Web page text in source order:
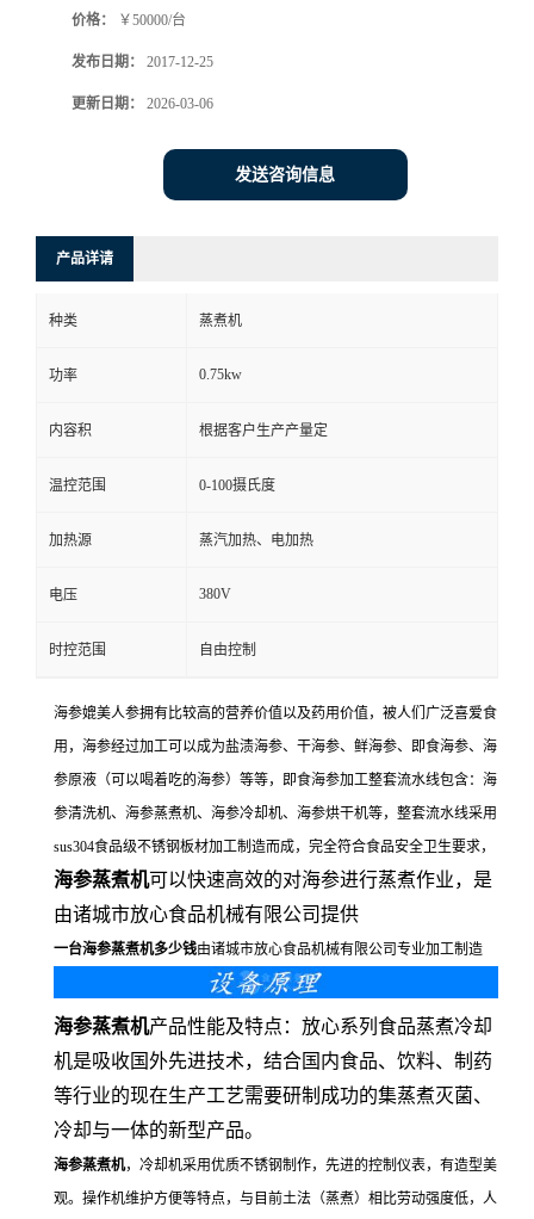
价格： ￥50000/台
发布日期： 2017-12-25
更新日期： 2026-03-06
发送咨询信息
产品详请
种类 蒸煮机
功率 0.75kw
内容积 根据客户生产产量定
温控范围 0-100摄氏度
加热源 蒸汽加热、电加热
电压 380V
时控范围 自由控制
海参媲美人参拥有比较高的营养价值以及药用价值，被人们广泛喜爱食
用，海参经过加工可以成为盐渍海参、干海参、鲜海参、即食海参、海
参原液（可以喝着吃的海参）等等，即食海参加工整套流水线包含：海
参清洗机、海参蒸煮机、海参冷却机、海参烘干机等，整套流水线采用
sus304食品级不锈钢板材加工制造而成，完全符合食品安全卫生要求，
海参蒸煮机可以快速高效的对海参进行蒸煮作业，是
由诸城市放心食品机械有限公司提供
一台海参蒸煮机多少钱由诸城市放心食品机械有限公司专业加工制造
海参蒸煮机产品性能及特点：放心系列食品蒸煮冷却
机是吸收国外先进技术，结合国内食品、饮料、制药
等行业的现在生产工艺需要研制成功的集蒸煮灭菌、
冷却与一体的新型产品。
海参蒸煮机，冷却机采用优质不锈钢制作，先进的控制仪表，有造型美
观。操作机维护方便等特点，与目前土法（蒸煮）相比劳动强度低，人